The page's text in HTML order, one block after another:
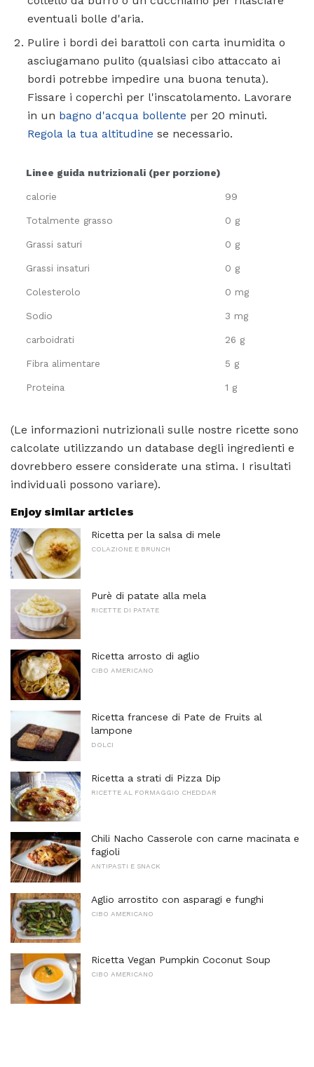
eventuali bolle d'aria.
Pulire i bordi dei barattoli con carta inumidita o
asciugamano pulito (qualsiasi cibo attaccato ai
bordi potrebbe impedire una buona tenuta).
Fissare i coperchi per l'inscatolamento. Lavorare
in un bagno d'acqua bollente per 20 minuti.
Regola la tua altitudine se necessario.
Linee guida nutrizionali (per porzione)
calorie 99
Totalmente grasso 0 g
Grassi saturi 0 g
Grassi insaturi 0 g
Colesterolo 0 mg
Sodio 3 mg
carboidrati 26 g
Fibra alimentare 5 g
Proteina 1 g
(Le informazioni nutrizionali sulle nostre ricette sono
calcolate utilizzando un database degli ingredienti e
dovrebbero essere considerate una stima. I risultati
individuali possono variare).
Enjoy similar articles
Ricetta per la salsa di mele
COLAZIONE E BRUNCH
Purè di patate alla mela
RICETTE DI PATATE
Ricetta arrosto di aglio
CIBO AMERICANO
Ricetta francese di Pate de Fruits al
lampone
DOLCI
Ricetta a strati di Pizza Dip
RICETTE AL FORMAGGIO CHEDDAR
Chili Nacho Casserole con carne macinata e
fagioli
ANTIPASTI E SNACK
Aglio arrostito con asparagi e funghi
CIBO AMERICANO
Ricetta Vegan Pumpkin Coconut Soup
CIBO AMERICANO